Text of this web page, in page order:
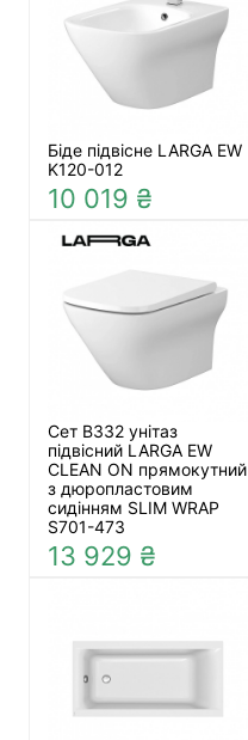
Біде підвісне LARGA EW
K120-012
10 019 ₴
Сет В332 унітаз
підвісний LARGA EW
CLEAN ON прямокутний
з дюропластовим
сидінням SLIM WRAP
S701-473
13 929 ₴